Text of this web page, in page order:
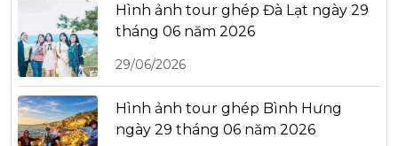
Hình ảnh tour ghép Đà Lạt ngày 29
tháng 06 năm 2026
29/06/2026
Hình ảnh tour ghép Bình Hưng
ngày 29 tháng 06 năm 2026